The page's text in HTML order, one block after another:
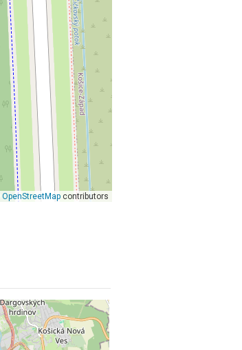
OpenStreetMapcontributors